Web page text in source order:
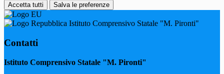
Accetta tutti Salva le preferenze
Istituto Comprensivo Statale "M. Pironti"
Contatti
Istituto Comprensivo Statale "M. Pironti"